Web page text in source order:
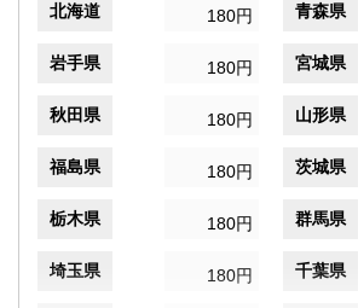
北海道 180円 青森県
岩手県 180円 宮城県
秋田県 180円 山形県
福島県 180円 茨城県
栃木県 180円 群馬県
埼玉県 180円 千葉県